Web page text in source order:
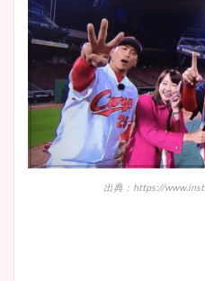
出典：https://